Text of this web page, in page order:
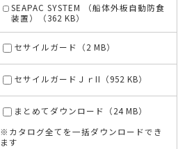
SEAPAC SYSTEM （船体外板自動防食
装置）（362 KB）
セサイルガード（2 MB）
セサイルガードＪｒII（952 KB）
まとめてダウンロード（24 MB）
※カタログ全てを一括ダウンロードでき
ます